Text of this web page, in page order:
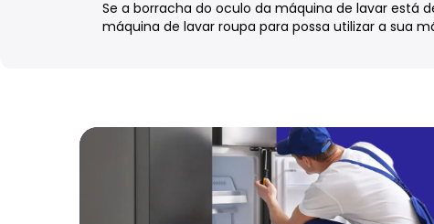
Se a borracha do oculo da máquina de lavar está
máquina de lavar roupa para possa utilizar a sua